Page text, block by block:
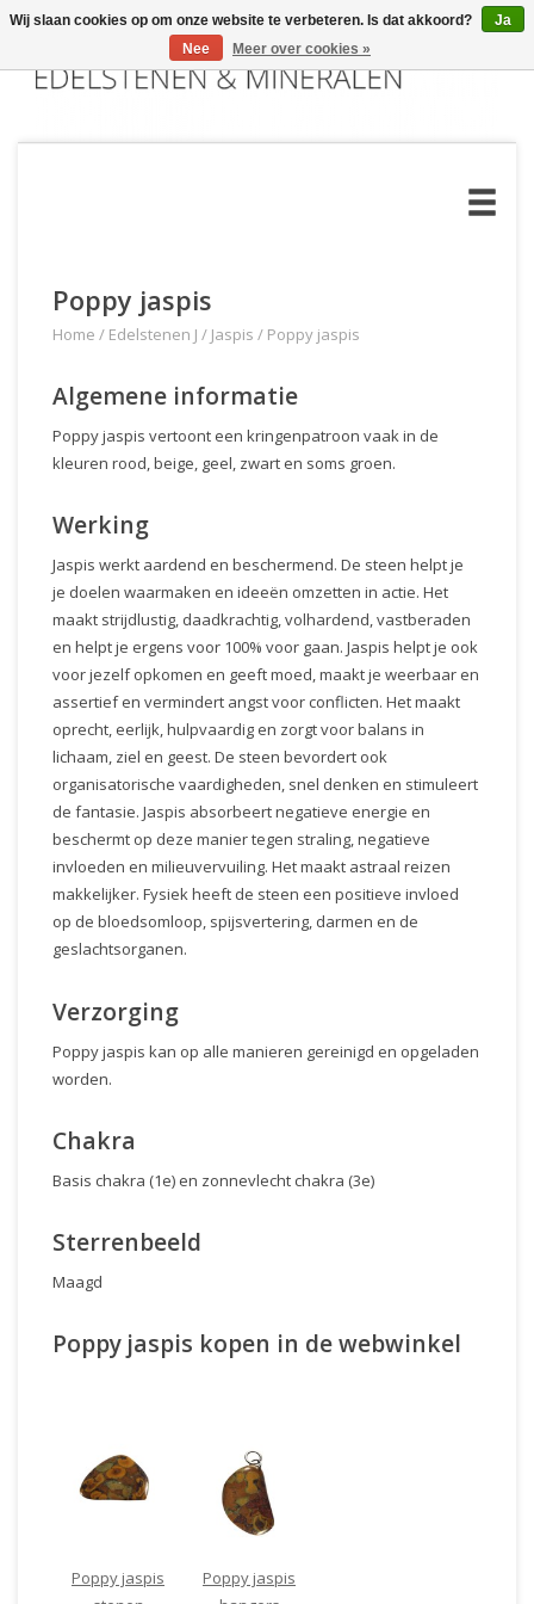
Poppy jaspis
Home / Edelstenen J / Jaspis / Poppy jaspis
Algemene informatie
Poppy jaspis vertoont een kringenpatroon vaak in de
kleuren rood, beige, geel, zwart en soms groen.
Werking
Jaspis werkt aardend en beschermend. De steen helpt je
je doelen waarmaken en ideeën omzetten in actie. Het
maakt strijdlustig, daadkrachtig, volhardend, vastberaden
en helpt je ergens voor 100% voor gaan. Jaspis helpt je ook
voor jezelf opkomen en geeft moed, maakt je weerbaar en
assertief en vermindert angst voor conflicten. Het maakt
oprecht, eerlijk, hulpvaardig en zorgt voor balans in
lichaam, ziel en geest. De steen bevordert ook
organisatorische vaardigheden, snel denken en stimuleert
de fantasie. Jaspis absorbeert negatieve energie en
beschermt op deze manier tegen straling, negatieve
invloeden en milieuvervuiling. Het maakt astraal reizen
makkelijker. Fysiek heeft de steen een positieve invloed
op de bloedsomloop, spijsvertering, darmen en de
geslachtsorganen.
Verzorging
Poppy jaspis kan op alle manieren gereinigd en opgeladen
worden.
Chakra
Basis chakra (1e) en zonnevlecht chakra (3e)
Sterrenbeeld
Maagd
Poppy jaspis kopen in de webwinkel
Poppy jaspis
Poppy jaspis
Wij slaan cookies op om onze website te verbeteren. Is dat akkoord?
Ja
Nee
Meer over cookies »